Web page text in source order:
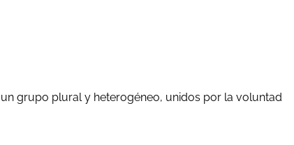
grupo plural y heterogéneo, unidos por la voluntad